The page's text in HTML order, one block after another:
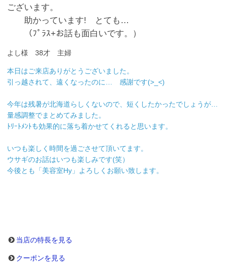
ございます。
助かっています! とても…
（ﾌﾟﾗｽ+お話も面白いです。）
よし様 38才 主婦
本日はご来店ありがとうございました。
引っ越されて、遠くなったのに… 感謝です(>_<)
今年は残暑が北海道らしくないので、短くしたかったでしょうが…
量感調整でまとめてみました。
ﾄﾘｰﾄﾒﾝﾄも効果的に落ち着かせてくれると思います。
いつも楽しく時間を過ごさせて頂いてます。
ウサギのお話はいつも楽しみです(笑）
今後とも「美容室Hy」よろしくお願い致します。
当店の特長を見る
クーポンを見る